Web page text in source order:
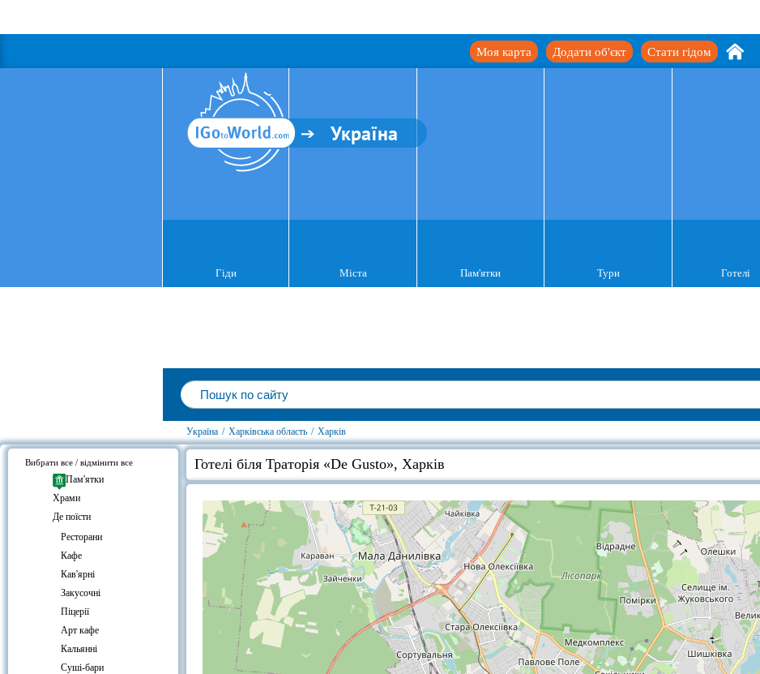
Стати гідом
Додати об'єкт
Моя карта
Україна
Гіди Міста Пам'ятки Тури Готелі
Україна / Харківська область / Харків
Вибрати все / відмінити все
Пам'ятки
Храми
Де поїсти
Ресторани
Кафе
Кав'ярні
Закусочні
Піцерії
Арт кафе
Кальянні
Суші-бари
Готелі біля Траторія «De Gusto», Харків